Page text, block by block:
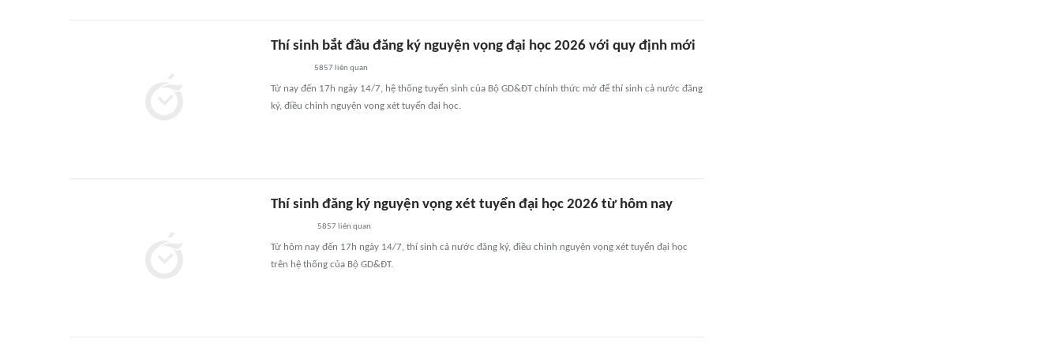
Thí sinh bắt đầu đăng ký nguyện vọng đại học 2026 với quy định mới
5857liên quan
Từ nay đến 17h ngày 14/7, hệ thống tuyển sinh của Bộ GD&ĐT chính thức mở để thí sinh cả nước đăng
ký, điều chỉnh nguyện vọng xét tuyển đại học.
Thí sinh đăng ký nguyện vọng xét tuyển đại học 2026 từ hôm nay
5857liên quan
Từ hôm nay đến 17h ngày 14/7, thí sinh cả nước đăng ký, điều chỉnh nguyện vọng xét tuyển đại học
trên hệ thống của Bộ GD&ĐT.